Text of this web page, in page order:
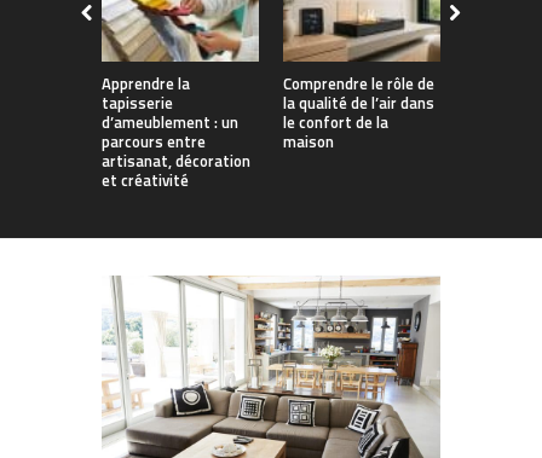
Apprendre la
tapisserie
d’ameublement : un
parcours entre
artisanat, décoration
et créativité
Comprendre le rôle de
la qualité de l’air dans
le confort de la
maison